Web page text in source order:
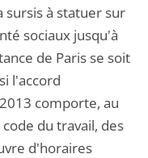
sursis à statuer sur
sociaux jusqu'à
de Paris se soit
l'accord
comporte, au
du travail, des
d'horaires